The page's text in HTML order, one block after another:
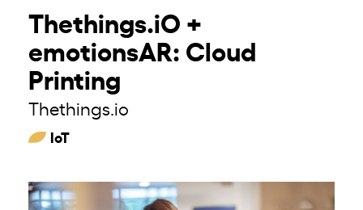
Thethings.iO +
emotionsAR: Cloud
Printing
Thethings.io
IoT